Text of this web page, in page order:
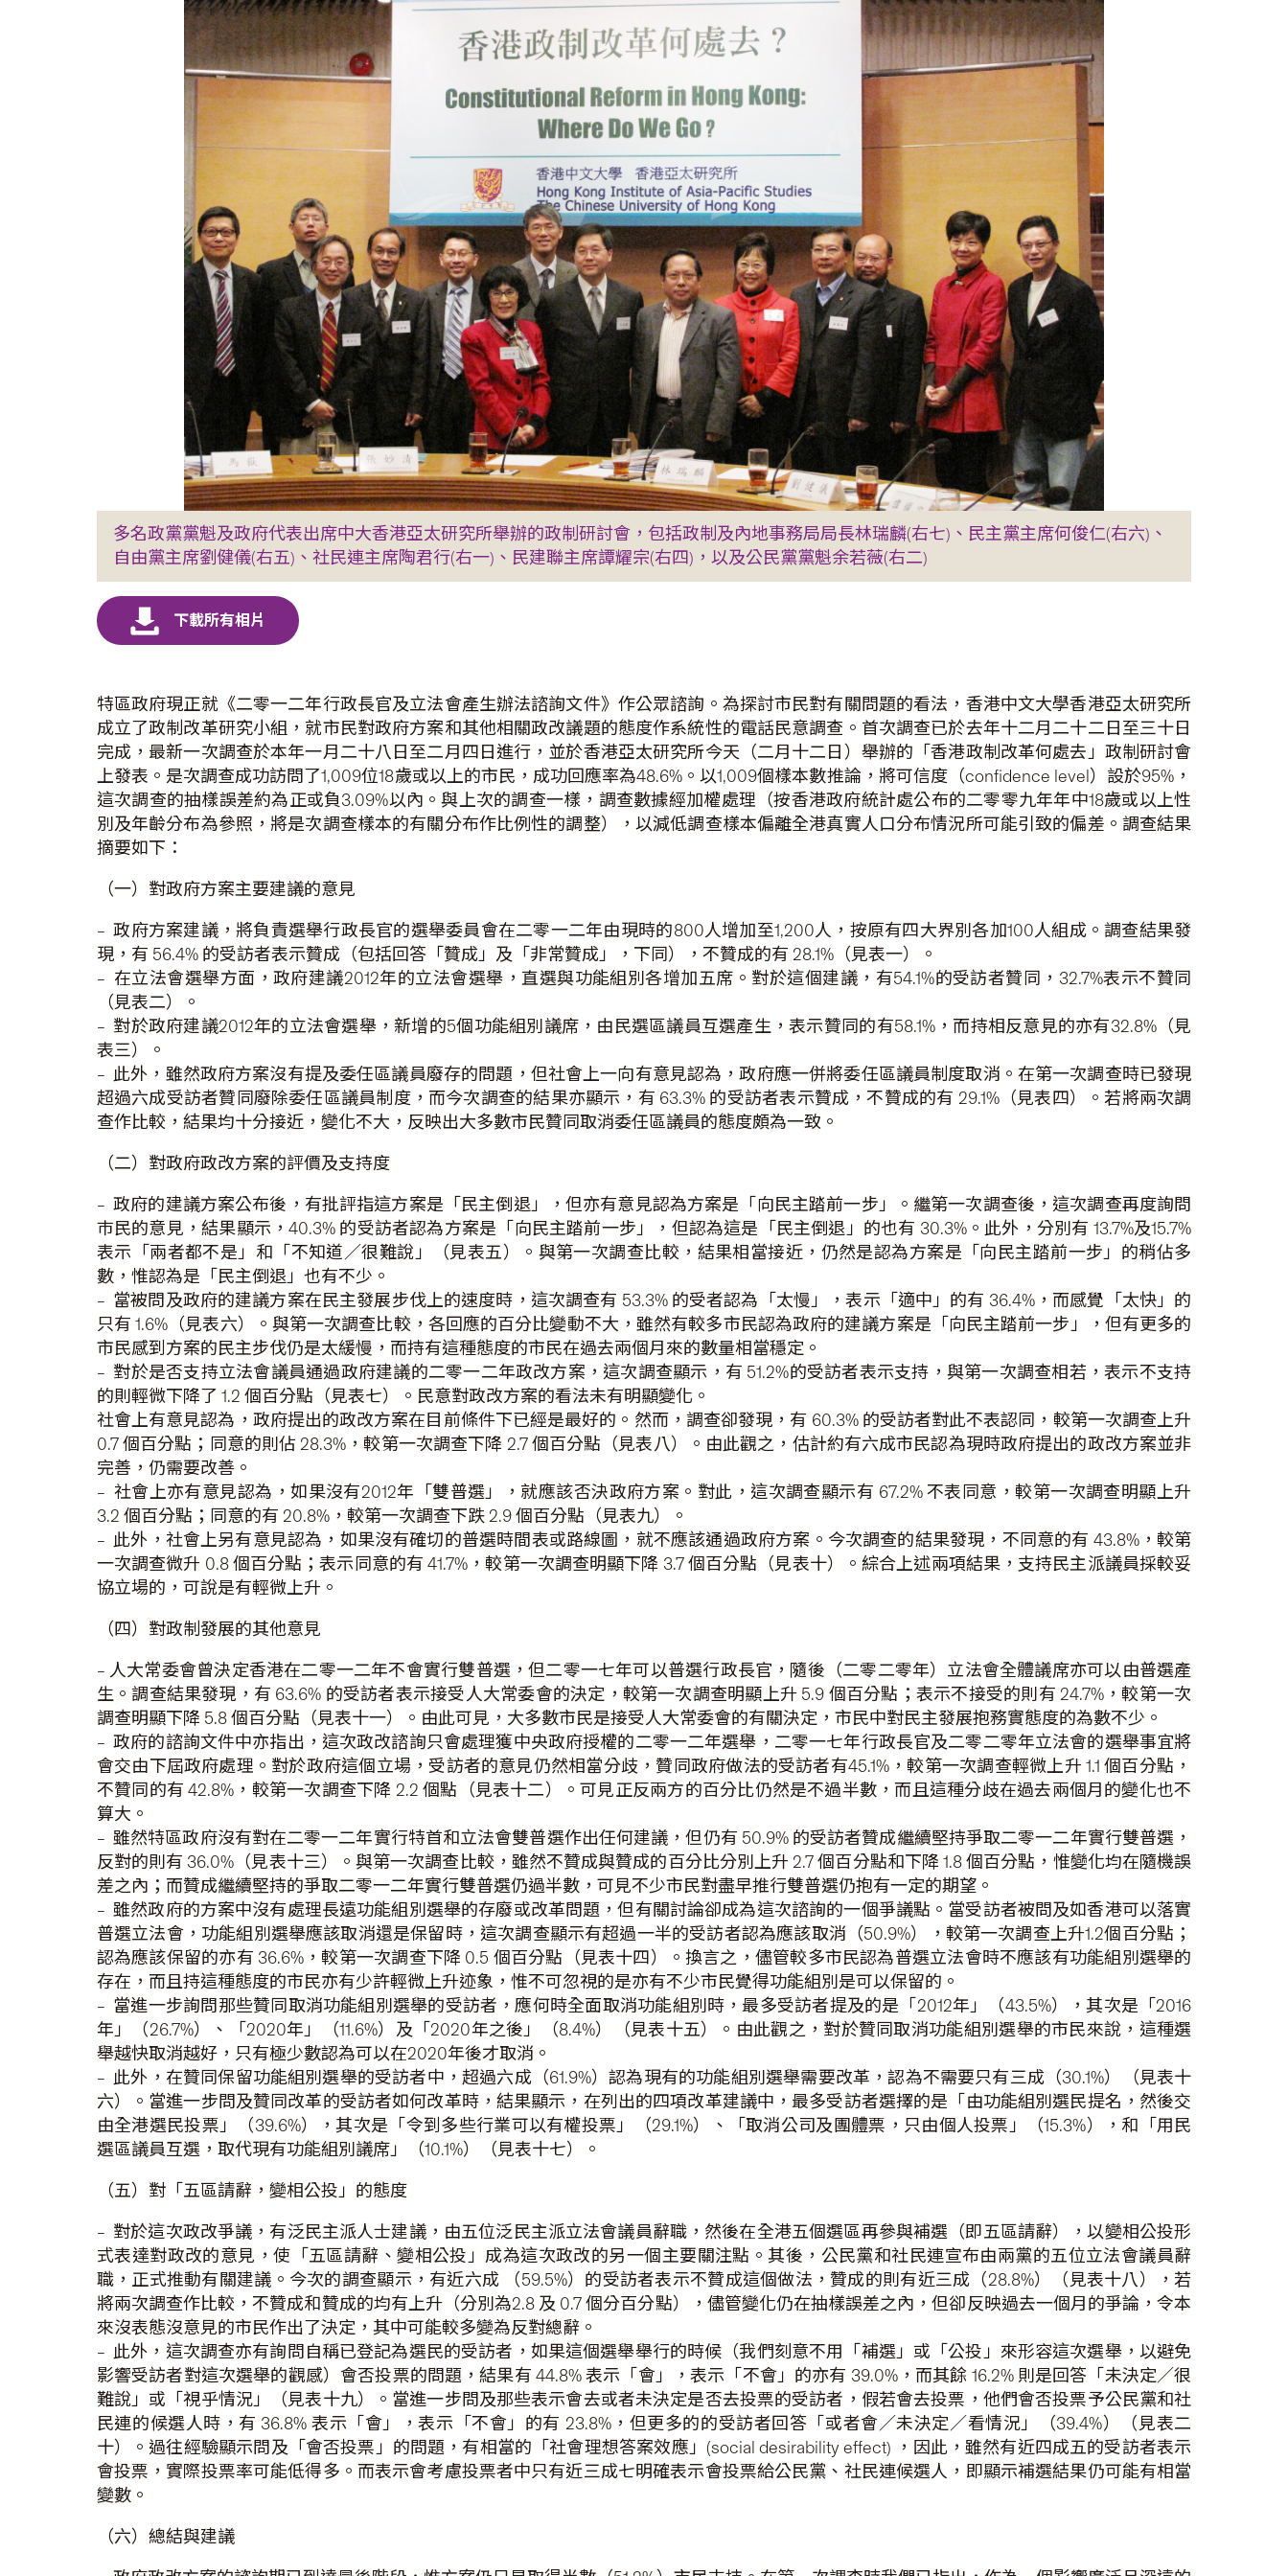
多名政黨黨魁及政府代表出席中大香港亞太研究所舉辦的政制研討會，包括政制及內地事務局局長林瑞麟(右七)、民主黨主席何俊仁(右六)、
自由黨主席劉健儀(右五)、社民連主席陶君行(右一)、民建聯主席譚耀宗(右四)，以及公民黨黨魁余若薇(右二)
特區政府現正就《二零一二年行政長官及立法會產生辦法諮詢文件》作公眾諮詢。為探討市民對有關問題的看法，香港中文大學香港亞太研究所
成立了政制改革研究小組，就市民對政府方案和其他相關政改議題的態度作系統性的電話民意調查。首次調查已於去年十二月二十二日至三十日
完成，最新一次調查於本年一月二十八日至二月四日進行，並於香港亞太研究所今天（二月十二日）舉辦的「香港政制改革何處去」政制研討會
上發表。是次調查成功訪問了1,009位18歲或以上的市民，成功回應率為48.6%。以1,009個樣本數推論，將可信度（confidence level）設於95%，
這次調查的抽樣誤差約為正或負3.09%以內。與上次的調查一樣，調查數據經加權處理（按香港政府統計處公布的二零零九年年中18歲或以上性
別及年齡分布為參照，將是次調查樣本的有關分布作比例性的調整），以減低調查樣本偏離全港真實人口分布情況所可能引致的偏差。調查結果
摘要如下：
（一）對政府方案主要建議的意見
– 政府方案建議，將負責選舉行政長官的選舉委員會在二零一二年由現時的800人增加至1,200人，按原有四大界別各加100人組成。調查結果發
現，有 56.4% 的受訪者表示贊成（包括回答「贊成」及「非常贊成」，下同），不贊成的有 28.1%（見表一）。
– 在立法會選舉方面，政府建議2012年的立法會選舉，直選與功能組別各增加五席。對於這個建議，有54.1%的受訪者贊同，32.7%表示不贊同
（見表二）。
– 對於政府建議2012年的立法會選舉，新增的5個功能組別議席，由民選區議員互選產生，表示贊同的有58.1%，而持相反意見的亦有32.8%（見
表三）。
– 此外，雖然政府方案沒有提及委任區議員廢存的問題，但社會上一向有意見認為，政府應一併將委任區議員制度取消。在第一次調查時已發現
超過六成受訪者贊同廢除委任區議員制度，而今次調查的結果亦顯示，有 63.3% 的受訪者表示贊成，不贊成的有 29.1%（見表四）。若將兩次調
查作比較，結果均十分接近，變化不大，反映出大多數市民贊同取消委任區議員的態度頗為一致。
（二）對政府政改方案的評價及支持度
– 政府的建議方案公布後，有批評指這方案是「民主倒退」，但亦有意見認為方案是「向民主踏前一步」。繼第一次調查後，這次調查再度詢問
巿民的意見，結果顯示，40.3% 的受訪者認為方案是「向民主踏前一步」，但認為這是「民主倒退」的也有 30.3%。此外，分別有 13.7%及15.7%
表示「兩者都不是」和「不知道／很難說」（見表五）。與第一次調查比較，結果相當接近，仍然是認為方案是「向民主踏前一步」的稍佔多
數，惟認為是「民主倒退」也有不少。
– 當被問及政府的建議方案在民主發展步伐上的速度時，這次調查有 53.3% 的受者認為「太慢」，表示「適中」的有 36.4%，而感覺「太快」的
只有 1.6%（見表六）。與第一次調查比較，各回應的百分比變動不大，雖然有較多市民認為政府的建議方案是「向民主踏前一步」，但有更多的
市民感到方案的民主步伐仍是太緩慢，而持有這種態度的市民在過去兩個月來的數量相當穩定。
– 對於是否支持立法會議員通過政府建議的二零一二年政改方案，這次調查顯示，有 51.2%的受訪者表示支持，與第一次調查相若，表示不支持
的則輕微下降了 1.2 個百分點（見表七）。民意對政改方案的看法未有明顯變化。
社會上有意見認為，政府提出的政改方案在目前條件下已經是最好的。然而，調查卻發現，有 60.3% 的受訪者對此不表認同，較第一次調查上升
0.7 個百分點；同意的則佔 28.3%，較第一次調查下降 2.7 個百分點（見表八）。由此觀之，估計約有六成市民認為現時政府提出的政改方案並非
完善，仍需要改善。
– 社會上亦有意見認為，如果沒有2012年「雙普選」，就應該否決政府方案。對此，這次調查顯示有 67.2% 不表同意，較第一次調查明顯上升
3.2 個百分點；同意的有 20.8%，較第一次調查下跌 2.9 個百分點（見表九）。
– 此外，社會上另有意見認為，如果沒有確切的普選時間表或路線圖，就不應該通過政府方案。今次調查的結果發現，不同意的有 43.8%，較第
一次調查微升 0.8 個百分點；表示同意的有 41.7%，較第一次調查明顯下降 3.7 個百分點（見表十）。綜合上述兩項結果，支持民主派議員採較妥
協立場的，可說是有輕微上升。
（四）對政制發展的其他意見
– 人大常委會曾決定香港在二零一二年不會實行雙普選，但二零一七年可以普選行政長官，隨後（二零二零年）立法會全體議席亦可以由普選產
生。調查結果發現，有 63.6% 的受訪者表示接受人大常委會的決定，較第一次調查明顯上升 5.9 個百分點；表示不接受的則有 24.7%，較第一次
調查明顯下降 5.8 個百分點（見表十一）。由此可見，大多數市民是接受人大常委會的有關決定，市民中對民主發展抱務實態度的為數不少。
– 政府的諮詢文件中亦指出，這次政改諮詢只會處理獲中央政府授權的二零一二年選舉，二零一七年行政長官及二零二零年立法會的選舉事宜將
會交由下屆政府處理。對於政府這個立場，受訪者的意見仍然相當分歧，贊同政府做法的受訪者有45.1%，較第一次調查輕微上升 1.1 個百分點，
不贊同的有 42.8%，較第一次調查下降 2.2 個點（見表十二）。可見正反兩方的百分比仍然是不過半數，而且這種分歧在過去兩個月的變化也不
算大。
– 雖然特區政府沒有對在二零一二年實行特首和立法會雙普選作出任何建議，但仍有 50.9% 的受訪者贊成繼續堅持爭取二零一二年實行雙普選，
反對的則有 36.0%（見表十三）。與第一次調查比較，雖然不贊成與贊成的百分比分別上升 2.7 個百分點和下降 1.8 個百分點，惟變化均在隨機誤
差之內；而贊成繼續堅持的爭取二零一二年實行雙普選仍過半數，可見不少市民對盡早推行雙普選仍抱有一定的期望。
– 雖然政府的方案中沒有處理長遠功能組別選舉的存廢或改革問題，但有關討論卻成為這次諮詢的一個爭議點。當受訪者被問及如香港可以落實
普選立法會，功能組別選舉應該取消還是保留時，這次調查顯示有超過一半的受訪者認為應該取消（50.9%），較第一次調查上升1.2個百分點；
認為應該保留的亦有 36.6%，較第一次調查下降 0.5 個百分點（見表十四）。換言之，儘管較多市民認為普選立法會時不應該有功能組別選舉的
存在，而且持這種態度的市民亦有少許輕微上升迹象，惟不可忽視的是亦有不少市民覺得功能組別是可以保留的。
– 當進一步詢問那些贊同取消功能組別選舉的受訪者，應何時全面取消功能組別時，最多受訪者提及的是「2012年」（43.5%），其次是「2016
年」（26.7%）、「2020年」（11.6%）及「2020年之後」（8.4%）（見表十五）。由此觀之，對於贊同取消功能組別選舉的市民來說，這種選
舉越快取消越好，只有極少數認為可以在2020年後才取消。
– 此外，在贊同保留功能組別選舉的受訪者中，超過六成（61.9%）認為現有的功能組別選舉需要改革，認為不需要只有三成（30.1%）（見表十
六）。當進一步問及贊同改革的受訪者如何改革時，結果顯示，在列出的四項改革建議中，最多受訪者選擇的是「由功能組別選民提名，然後交
由全港選民投票」（39.6%），其次是「令到多些行業可以有權投票」（29.1%）、「取消公司及團體票，只由個人投票」（15.3%），和「用民
選區議員互選，取代現有功能組別議席」（10.1%）（見表十七）。
（五）對「五區請辭，變相公投」的態度
– 對於這次政改爭議，有泛民主派人士建議，由五位泛民主派立法會議員辭職，然後在全港五個選區再參與補選（即五區請辭），以變相公投形
式表達對政改的意見，使「五區請辭、變相公投」成為這次政改的另一個主要關注點。其後，公民黨和社民連宣布由兩黨的五位立法會議員辭
職，正式推動有關建議。今次的調查顯示，有近六成 （59.5%）的受訪者表示不贊成這個做法，贊成的則有近三成（28.8%）（見表十八），若
將兩次調查作比較，不贊成和贊成的均有上升（分別為2.8 及 0.7 個分百分點），儘管變化仍在抽樣誤差之內，但卻反映過去一個月的爭論，令本
來沒表態沒意見的市民作出了決定，其中可能較多變為反對總辭。
– 此外，這次調查亦有詢問自稱已登記為選民的受訪者，如果這個選舉舉行的時候（我們刻意不用「補選」或「公投」來形容這次選舉，以避免
影響受訪者對這次選舉的觀感）會否投票的問題，結果有 44.8% 表示「會」，表示「不會」的亦有 39.0%，而其餘 16.2% 則是回答「未決定／很
難說」或「視乎情況」（見表十九）。當進一步問及那些表示會去或者未決定是否去投票的受訪者，假若會去投票，他們會否投票予公民黨和社
民連的候選人時，有 36.8% 表示「會」，表示「不會」的有 23.8%，但更多的的受訪者回答「或者會／未決定／看情況」（39.4%）（見表二
十）。過往經驗顯示問及「會否投票」的問題，有相當的「社會理想答案效應」(social desirability effect) ，因此，雖然有近四成五的受訪者表示
會投票，實際投票率可能低得多。而表示會考慮投票者中只有近三成七明確表示會投票給公民黨、社民連候選人，即顯示補選結果仍可能有相當
變數。
（六）總結與建議